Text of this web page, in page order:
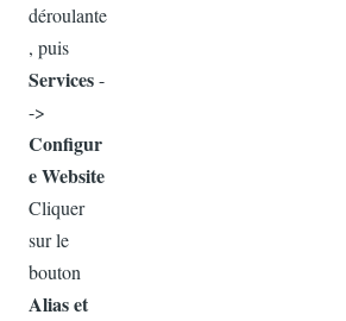
déroulante
, puis
Services-
->
Configur
e Website
Cliquer
sur le
bouton
Alias et